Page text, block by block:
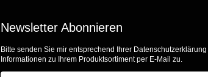
Newsletter Abonnieren
Bitte senden Sie mir entsprechend Ihrer Datenschutzerklärung
Informationen zu Ihrem Produktsortiment per E-Mail zu.